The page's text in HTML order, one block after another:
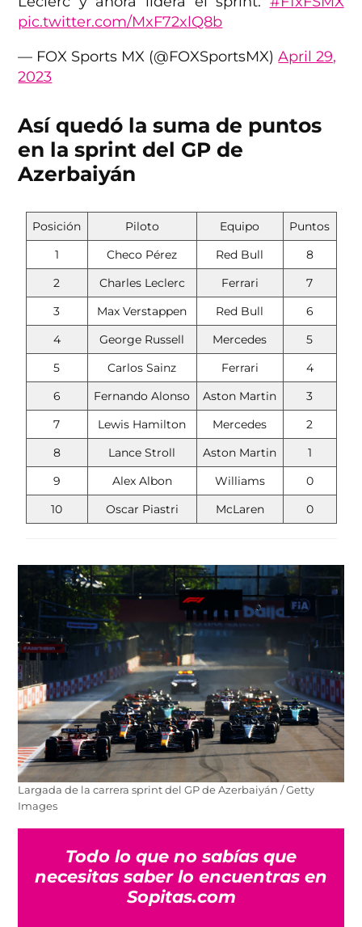
pic.twitter.com/MxF72xlQ8b
— FOX Sports MX (@FOXSportsMX)April 29,
2023
Así quedó la suma de puntos
en la sprint del GP de
Azerbaiyán
Posición Piloto Equipo
Puntos
1
Checo Pérez Red Bull
8
2
Charles Leclerc Ferrari
7
3
Max Verstappen Red Bull
6
4
George Russell Mercedes
5
5
Carlos Sainz Ferrari
4
6
Fernando Alonso Aston Martin
3
7
Lewis Hamilton Mercedes
2
8
Lance Stroll Aston Martin
1
9
Alex Albon Williams
0
10
Oscar Piastri McLaren 0
Largada de la carrera sprint del GP de Azerbaiyán / Getty
Images
Todo lo que no sabías que
necesitas saber lo encuentras en
Sopitas.com